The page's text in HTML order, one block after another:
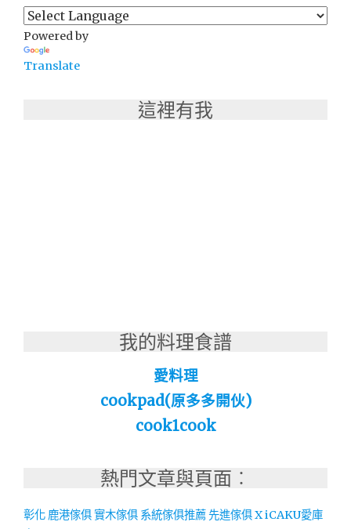
Powered by
Translate
這裡有我
我的料理食譜
愛料理
cookpad(原多多開伙)
cook1cook
熱門文章與頁面︰
彰化 鹿港傢俱 實木傢俱 系統傢俱推薦 先進傢俱 X iCAKU愛庫